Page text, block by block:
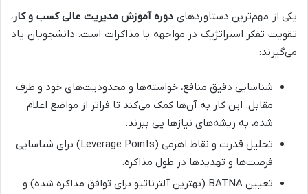
یکی از مهم‌ترین دستاوردهای دوره آموزش مدیریت عالی کسب و کار،
تقویت تفکر استراتژیک در مواجهه با مذاکرات است. دانشجویان یاد
می‌گیرند:
شناسایی دقیق منافع، خواسته‌ها و محدودیت‌های خود و طرف
مقابل. این کار به آن‌ها کمک می‌کند تا فراتر از مواضع اعلام
شده، به ریشه‌های نیازها پی ببرند.
تحلیل قدرت و نقاط اهرمی (Leverage Points) برای شناسایی
فرصت‌ها و تهدیدها در طول مذاکره.
تعیین BATNA (بهترین آلترناتیو برای توافق مذاکره شده) و